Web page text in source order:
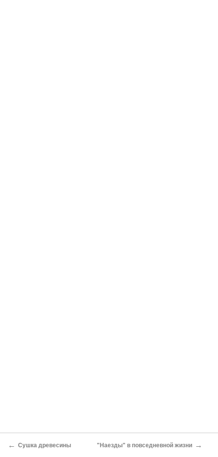
← Сушка древесины "Наезды" в повседневной жизни →